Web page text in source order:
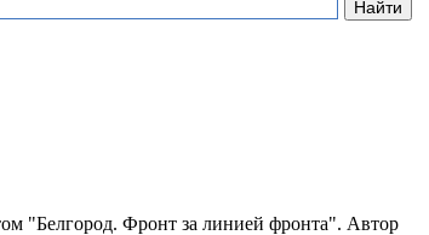
"Белгород. Фронт за линией фронта". Автор